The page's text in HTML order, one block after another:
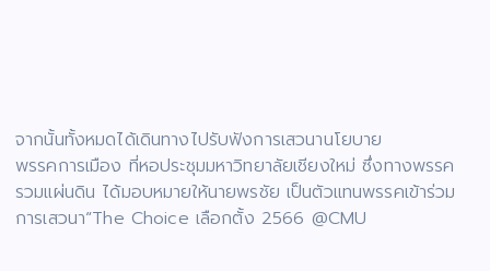
จากนั้นทั้งหมดได้เดินทางไปรับฟังการเสวนานโยบาย
พรรคการเมือง ที่หอประชุมมหาวิทยาลัยเชียงใหม่ ซึ่งทางพรรค
รวมแผ่นดิน ได้มอบหมายให้นายพรชัย เป็นตัวแทนพรรคเข้าร่วม
การเสวนา“The Choice เลือกตั้ง 2566 @CMU